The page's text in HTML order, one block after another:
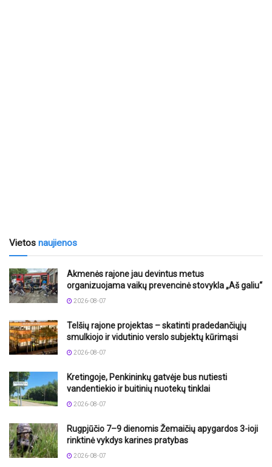
Vietos naujienos
Akmenės rajone jau devintus metus
organizuojama vaikų prevencinė stovykla „Aš galiu“
2026-08-07
Telšių rajone projektas – skatinti pradedančiųjų
smulkiojo ir vidutinio verslo subjektų kūrimąsi
2026-08-07
Kretingoje, Penkininkų gatvėje bus nutiesti
vandentiekio ir buitinių nuotekų tinklai
2026-08-07
Rugpjūčio 7–9 dienomis Žemaičių apygardos 3-ioji
rinktinė vykdys karines pratybas
2026-08-07